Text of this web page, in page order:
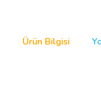
Ürün Bilgisi